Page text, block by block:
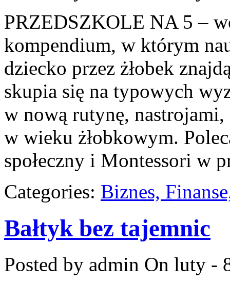
PRZEDSZKOLE NA 5 –
kompendium, w którym
dziecko przez żłobek
skupia się na typowych
w nową rutynę,
w wieku żłobkowym.
społeczny i Montessori w
Categories: Biznes,
Bałtyk bez tajemnic
Posted by admin On luty -